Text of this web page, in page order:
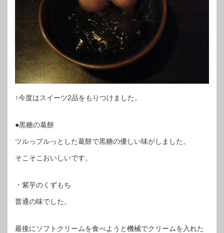
↑今度はスイーツ2品をもりつけました。
●黒糖の葛餅
ツルっプルっとした葛餅で黒糖の優しい味がしました。
そこそこおいしいです。
・紫芋のくずもち
普通の味でした。
最後にソフトクリームを食べようと機械でクリームを入れた